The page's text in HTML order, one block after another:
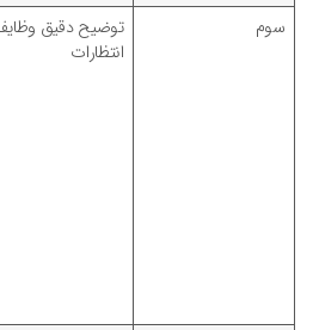
توضیح دقیق وظایف و
انتظارات